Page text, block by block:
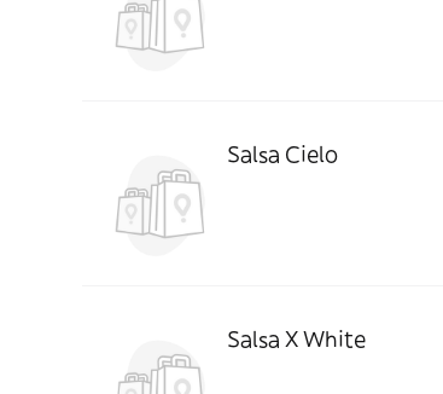
Salsa Cielo
Salsa X White